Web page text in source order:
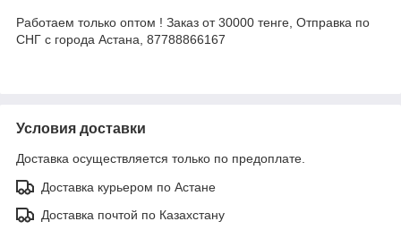
Работаем только оптом ! Заказ от 30000 тенге, Отправка по
СНГ с города Астана, 87788866167
Условия доставки
Доставка осуществляется только по предоплате.
Доставка курьером по Астане
Доставка почтой по Казахстану